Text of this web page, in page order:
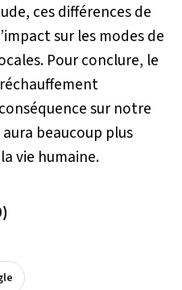
ces différences de
sur les modes de
Pour conclure, le
sur notre
beaucoup plus
vie humaine.
)